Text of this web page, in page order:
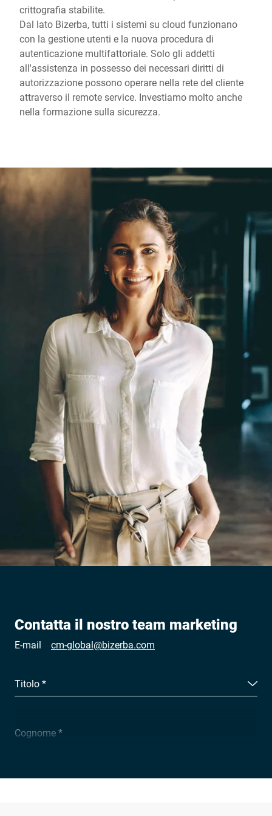
crittografia stabilite.
Dal lato Bizerba, tutti i sistemi su cloud funzionano
con la gestione utenti e la nuova procedura di
autenticazione multifattoriale. Solo gli addetti
all'assistenza in possesso dei necessari diritti di
autorizzazione possono operare nella rete del cliente
attraverso il remote service. Investiamo molto anche
nella formazione sulla sicurezza.
Contatta il nostro team marketing
E-mail cm-global@bizerba.com
Titolo *
Cognome *
Ragione sociale *